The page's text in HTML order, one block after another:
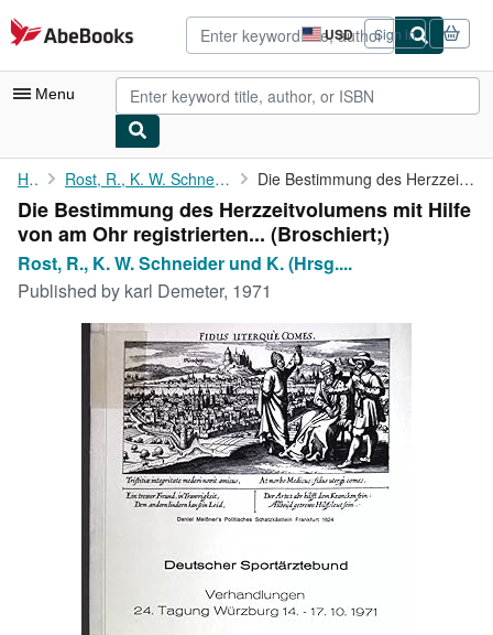
Skip to main content
AbeBooks.com USD
Site
shopping
preferences
Sign in
Menu
My Account
My Purchases
Advanced Search
Browse Collections
Rare Books
Art & Collectibles
Textbooks
CLOSE
Home Rost, R., K. W. Schneider und K. (Hrsg.) Stucke: Die Bestimmung des Herzzeitvolumens mit Hilfe von am Ohr ...
Die Bestimmung des Herzzeitvolumens mit Hilfe
von am Ohr registrierten... (Broschiert;)
Rost, R., K. W. Schneider und K. (Hrsg....
Published by karl Demeter, 1971